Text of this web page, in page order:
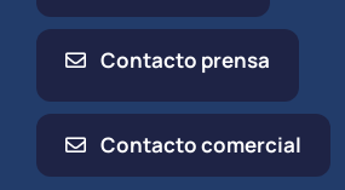
Contacto prensa
Contacto comercial